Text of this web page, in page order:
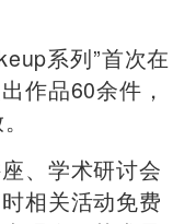
系列”首次在
作品60余件，
、学术研讨会
相关活动免费